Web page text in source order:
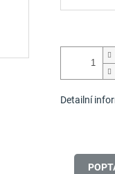
Detailní